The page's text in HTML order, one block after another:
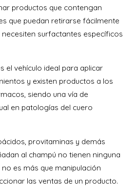
productos que contengan
que puedan retirarse fácilmente
surfactantes específicos
el vehículo ideal para aplicar
y existen productos a los
siendo una vía de
en patologías del cuero
provitaminas y demás
al champú no tienen ninguna
es más que manipulación
las ventas de un producto.